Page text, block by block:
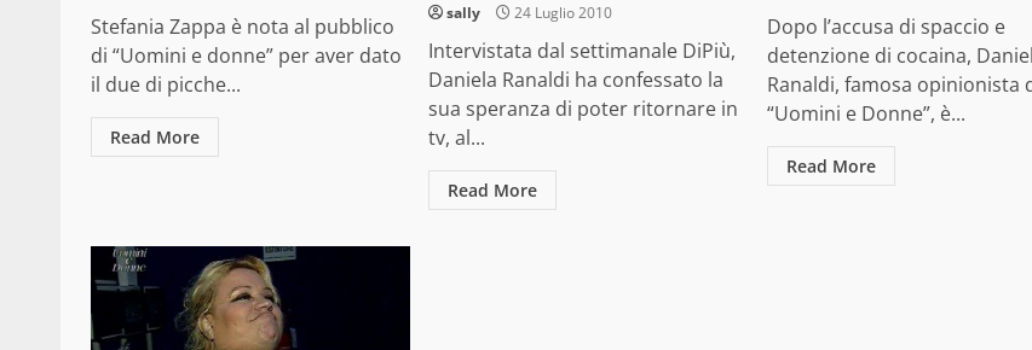
Stefania Zappa è nota al pubblico
di “Uomini e donne” per aver dato
il due di picche...
Read More
sally 24 Luglio 2010
Intervistata dal settimanale DiPiù,
Daniela Ranaldi ha confessato la
sua speranza di poter ritornare in
tv, al...
Read More
Dopo l’accusa di spaccio e
detenzione di cocaina,
Ranaldi, famosa opinionista
“Uomini e Donne”, è...
Read More